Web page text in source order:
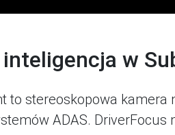
w
to stereoskopowa kamera
ADAS. DriverFocus